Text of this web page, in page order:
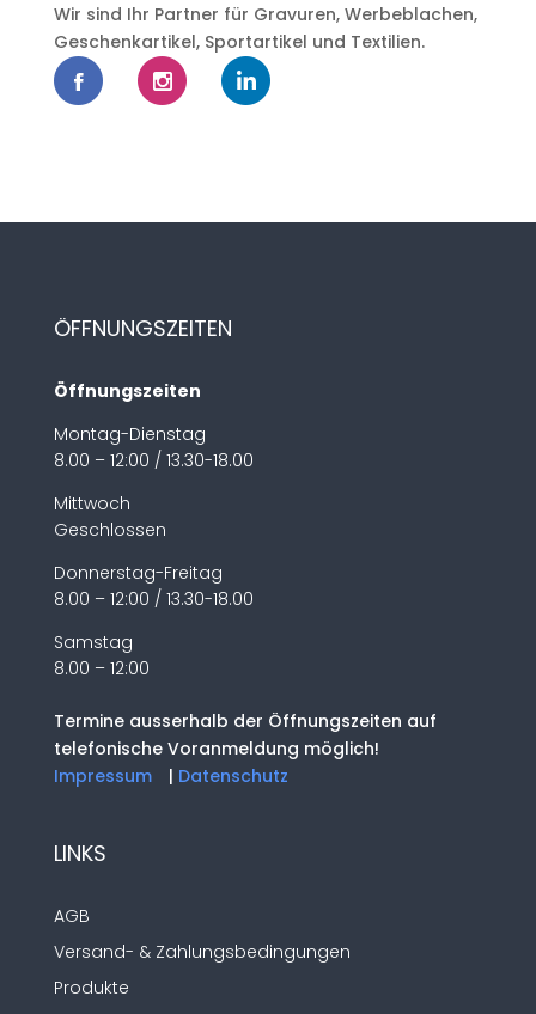
Wir sind Ihr Partner für Gravuren, Werbeblachen,
Geschenkartikel, Sportartikel und Textilien.
ÖFFNUNGSZEITEN
Öffnungszeiten
Montag-Dienstag
8.00 – 12:00 / 13.30-18.00
Mittwoch
Geschlossen
Donnerstag-Freitag
8.00 – 12:00 / 13.30-18.00
Samstag
8.00 – 12:00
Termine ausserhalb der Öffnungszeiten auf
telefonische Voranmeldung möglich!
Impressum
| Datenschutz
LINKS
AGB
Versand- & Zahlungsbedingungen
Produkte